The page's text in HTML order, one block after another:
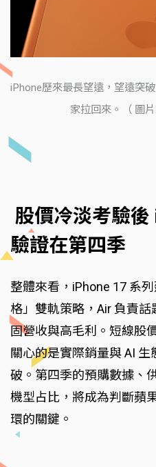
iPhone歷來最長望遠，望遠突
家拉回來。（ 圖
股價冷淡考驗
驗證在第四季
整體來看，iPhone 17 系
格」雙軌策略，Air 負責
固營收與高毛利。短線股
關心的是實際銷量與 AI
破。第四季的預購數據、
機型占比，將成為判斷蘋
環的關鍵。